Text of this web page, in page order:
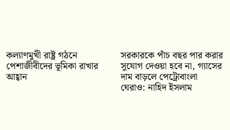
কল্যাণমুখী রাষ্ট্র গঠনে
পেশাজীবীদের ভূমিকা রাখার
আহ্বান
সরকারকে পাঁচ বছর পার করার
সুযোগ দেওয়া হবে না, গ্যাসের
দাম বাড়লে পেট্রোবাংলা
ঘেরাও: নাহিদ ইসলাম